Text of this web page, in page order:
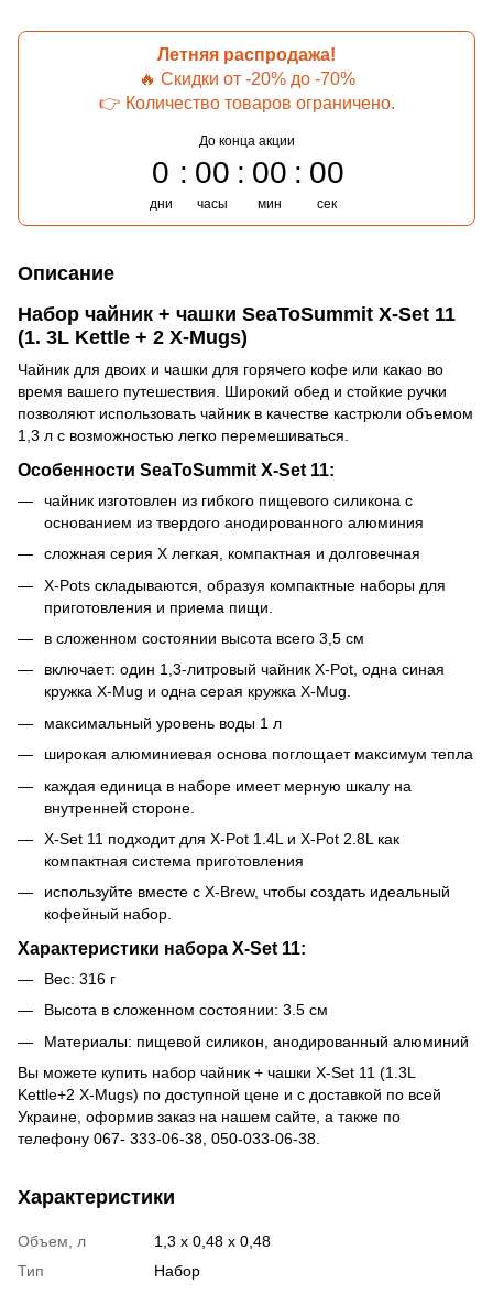
Летняя распродажа!
🔥 Скидки от -20% до -70%
👉 Количество товаров ограничено.
До конца акции
0
дни
00
часы
00
мин
00
сек
Описание
Набор чайник + чашки SeaToSummit X-Set 11
(1. 3L Kettle + 2 X-Mugs)
Чайник для двоих и чашки для горячего кофе или какао во
время вашего путешествия. Широкий обед и стойкие ручки
позволяют использовать чайник в качестве кастрюли объемом
1,3 л с возможностью легко перемешиваться.
Особенности SeaToSummit X-Set 11:
чайник изготовлен из гибкого пищевого силикона с
основанием из твердого анодированного алюминия
сложная серия X легкая, компактная и долговечная
X-Pots складываются, образуя компактные наборы для
приготовления и приема пищи.
в сложенном состоянии высота всего 3,5 см
включает: один 1,3-литровый чайник X-Pot, одна синая
кружка X-Mug и одна серая кружка X-Mug.
максимальный уровень воды 1 л
широкая алюминиевая основа поглощает максимум тепла
каждая единица в наборе имеет мерную шкалу на
внутренней стороне.
X-Set 11 подходит для X-Pot 1.4L и X-Pot 2.8L как
компактная система приготовления
используйте вместе с X-Brew, чтобы создать идеальный
кофейный набор.
Характеристики набора X-Set 11:
Вес: 316 г
Высота в сложенном состоянии: 3.5 см
Материалы: пищевой силикон, анодированный алюминий
Вы можете купить набор чайник + чашки X-Set 11 (1.3L
Kettle+2 X-Mugs) по доступной цене и с доставкой по всей
Украине, оформив заказ на нашем сайте, а также по
телефону 067- 333-06-38, 050-033-06-38.
Характеристики
Объем, л
1,3 x 0,48 x 0,48
Тип
Набор